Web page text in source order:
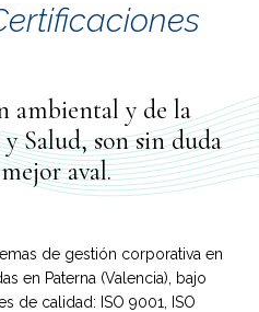
ambiental y de la
Salud, son sin duda
aval.
de gestión corporativa en
en Paterna (Valencia), bajo
de calidad: ISO 9001, ISO